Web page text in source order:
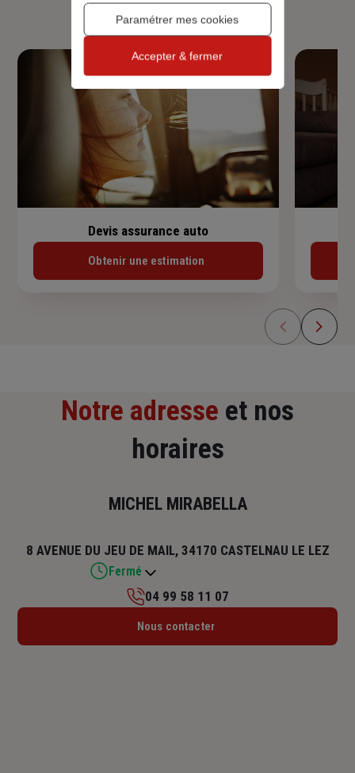
Devis assurance auto
Obtenir une estimation
Notre adresse et nos
horaires
MICHEL MIRABELLA
8 AVENUE DU JEU DE MAIL, 34170 CASTELNAU LE LEZ
Fermé
Lundi : 09h – 12h / 14h – 18h
04 99 58 11 07
Nous contacter
Paramétrer mes cookies
Accepter & fermer